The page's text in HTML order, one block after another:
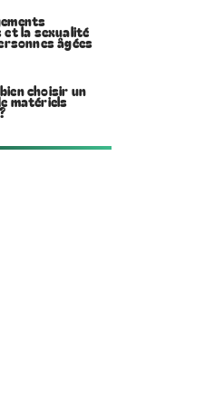
et la sexualité
âgées
choisir un
matériels